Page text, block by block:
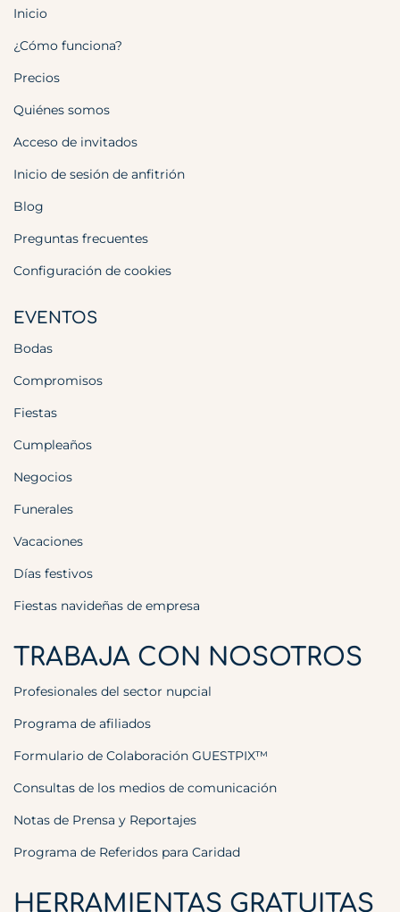
Inicio
¿Cómo funciona?
Precios
Quiénes somos
Acceso de invitados
Inicio de sesión de anfitrión
Blog
Preguntas frecuentes
Configuración de cookies
EVENTOS
Bodas
Compromisos
Fiestas
Cumpleaños
Negocios
Funerales
Vacaciones
Días festivos
Fiestas navideñas de empresa
TRABAJA CON NOSOTROS
Profesionales del sector nupcial
Programa de afiliados
Formulario de Colaboración GUESTPIX™
Consultas de los medios de comunicación
Notas de Prensa y Reportajes
Programa de Referidos para Caridad
HERRAMIENTAS GRATUITAS